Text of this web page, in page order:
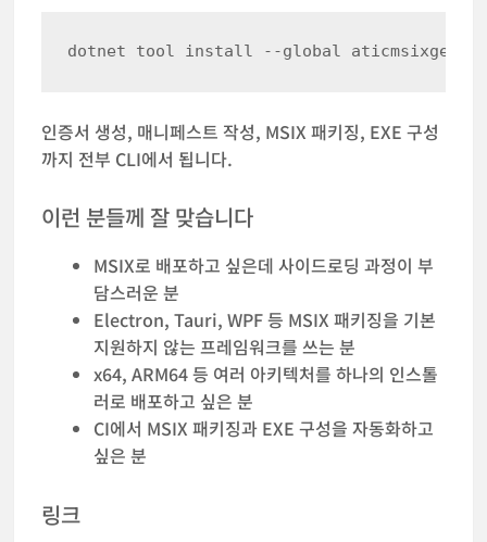
인증서 생성, 매니페스트 작성, MSIX 패키징, EXE 구성
까지 전부 CLI에서 됩니다.
이런 분들께 잘 맞습니다
MSIX로 배포하고 싶은데 사이드로딩 과정이 부
담스러운 분
Electron, Tauri, WPF 등 MSIX 패키징을 기본
지원하지 않는 프레임워크를 쓰는 분
x64, ARM64 등 여러 아키텍처를 하나의 인스톨
러로 배포하고 싶은 분
CI에서 MSIX 패키징과 EXE 구성을 자동화하고
싶은 분
링크